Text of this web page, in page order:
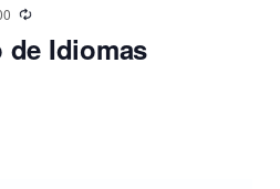
de Idiomas